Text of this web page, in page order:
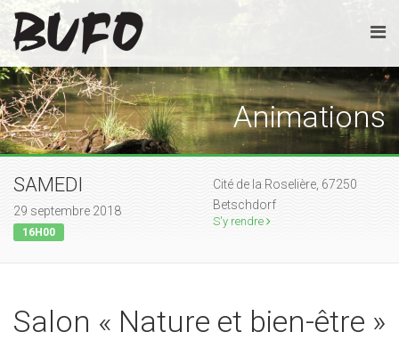
Animations
SAMEDI
29 septembre 2018
16H00
Cité de la Roselière, 67250
Betschdorf
S'y rendre
Salon « Nature et bien-être »